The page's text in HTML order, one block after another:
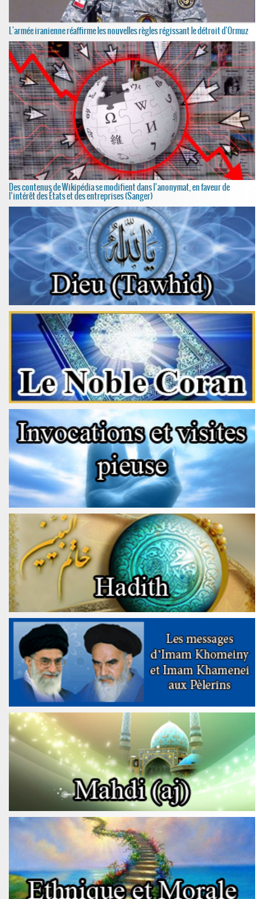
L'armée iranienne réaffirme les nouvelles règles régissant le détroit d'Ormuz
Des contenus de Wikipédia se modifient dans l’anonymat, en faveur de
l’intérêt des États et des entreprises (Sanger)